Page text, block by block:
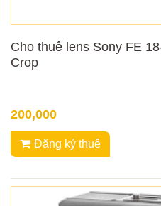
Cho thuê lens Sony FE
Crop
200,000
Đăng ký thuê